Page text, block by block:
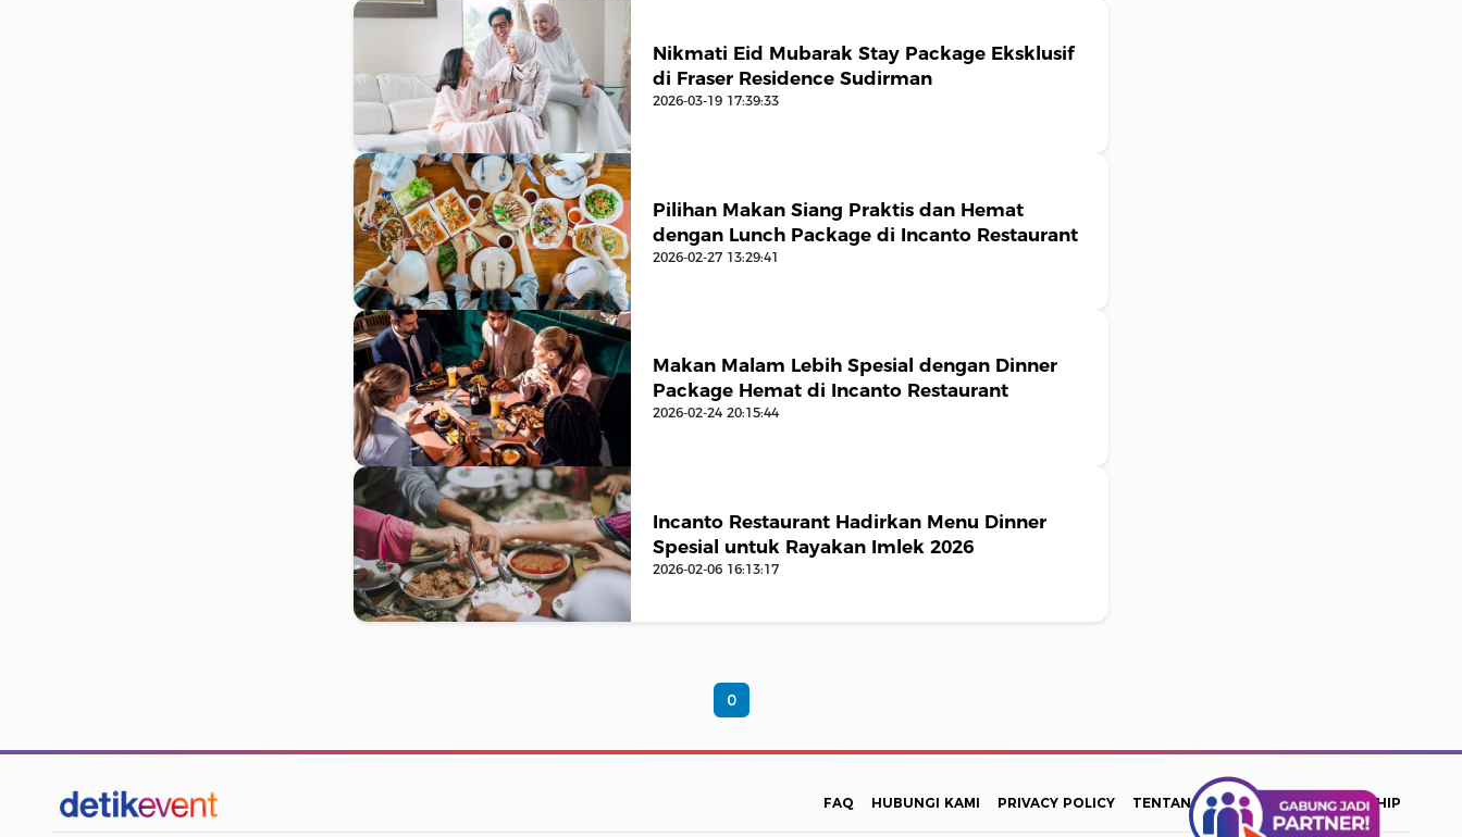
Nikmati Eid Mubarak Stay Package Eksklusif
di Fraser Residence Sudirman
2026-03-19 17:39:33
Pilihan Makan Siang Praktis dan Hemat
dengan Lunch Package di Incanto Restaurant
2026-02-27 13:29:41
Makan Malam Lebih Spesial dengan Dinner
Package Hemat di Incanto Restaurant
2026-02-24 20:15:44
Incanto Restaurant Hadirkan Menu Dinner
Spesial untuk Rayakan Imlek 2026
2026-02-06 16:13:17
0
FAQ HUBUNGI KAMI PRIVACY POLICY TENTANG KAMI INFO PARTNERSHIP